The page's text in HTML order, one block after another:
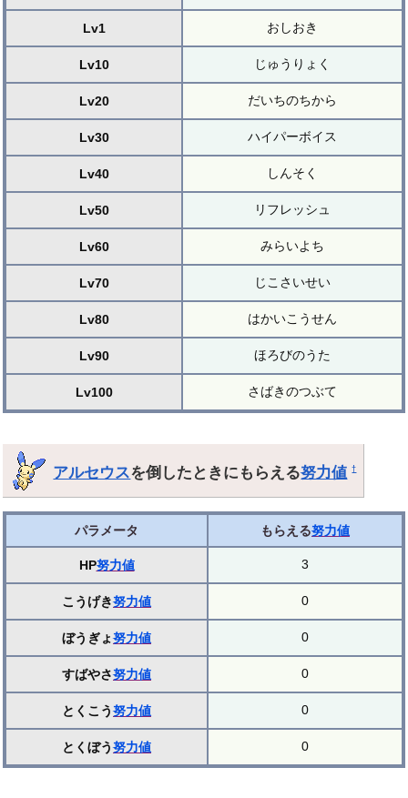
Lv1 おしおき
Lv10 じゅうりょく
Lv20 だいちのちから
Lv30 ハイパーボイス
Lv40 しんそく
Lv50 リフレッシュ
Lv60 みらいよち
Lv70 じこさいせい
Lv80 はかいこうせん
Lv90 ほろびのうた
Lv100 さばきのつぶて
アルセウスを倒したときにもらえる努力値 †
パラメータ もらえる努力値
HP努力値 3
こうげき努力値 0
ぼうぎょ努力値 0
すばやさ努力値 0
とくこう努力値 0
とくぼう努力値 0